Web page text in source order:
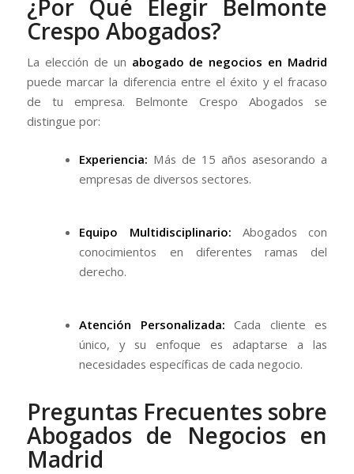
¿Por Qué Elegir Belmonte
Crespo Abogados?
La elección de un abogado de negocios en Madrid
puede marcar la diferencia entre el éxito y el fracaso
de tu empresa. Belmonte Crespo Abogados se
distingue por:
Experiencia: Más de 15 años asesorando a
empresas de diversos sectores.
Equipo Multidisciplinario: Abogados con
conocimientos en diferentes ramas del
derecho.
Atención Personalizada: Cada cliente es
único, y su enfoque es adaptarse a las
necesidades específicas de cada negocio.
Preguntas Frecuentes sobre
Abogados de Negocios en
Madrid